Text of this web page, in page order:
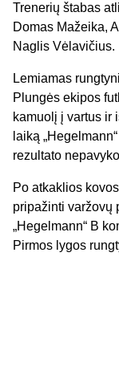
Trenerių štabas
Domas Mažeika,
Naglis Vėlavičius.
Lemiamas
Plungės ekipos
kamuolį į vartus ir
laiką
rezultato
Po atkaklios
pripažinti varžovų
„Hegelmann“ B
Pirmos lygos